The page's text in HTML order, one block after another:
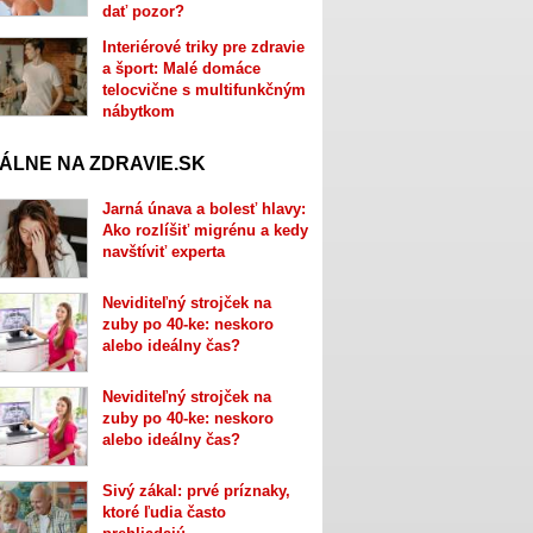
dať pozor?
Interiérové triky pre zdravie
a šport: Malé domáce
telocvične s multifunkčným
nábytkom
NA ZDRAVIE.SK
Jarná únava a bolesť hlavy:
Ako rozlíšiť migrénu a kedy
navštíviť experta
Neviditeľný strojček na
zuby po 40-ke: neskoro
alebo ideálny čas?
Neviditeľný strojček na
zuby po 40-ke: neskoro
alebo ideálny čas?
Sivý zákal: prvé príznaky,
ktoré ľudia často